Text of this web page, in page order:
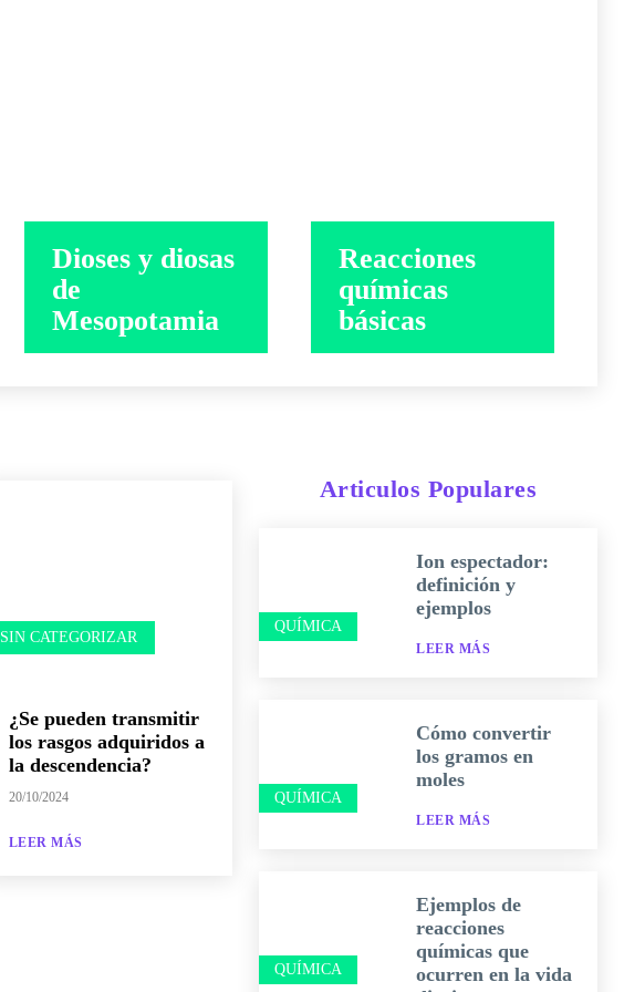
Dioses y diosas
de
Mesopotamia
Reacciones
químicas
básicas
SIN CATEGORIZAR
¿Se pueden transmitir
los rasgos adquiridos a
la descendencia?
20/10/2024
LEER MÁS
Articulos Populares
QUÍMICA
Ion espectador:
definición y
ejemplos
LEER MÁS
QUÍMICA
Cómo convertir
los gramos en
moles
LEER MÁS
QUÍMICA
Ejemplos de
reacciones
químicas que
ocurren en la vida